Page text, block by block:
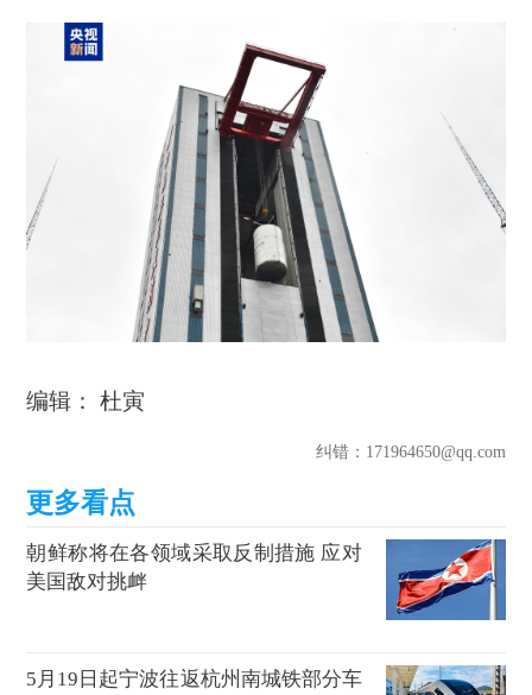
编辑： 杜寅
纠错：171964650@qq.com
朝鲜称将在各领域采取反制措施 应对
美国敌对挑衅
5月19日起宁波往返杭州南城铁部分车